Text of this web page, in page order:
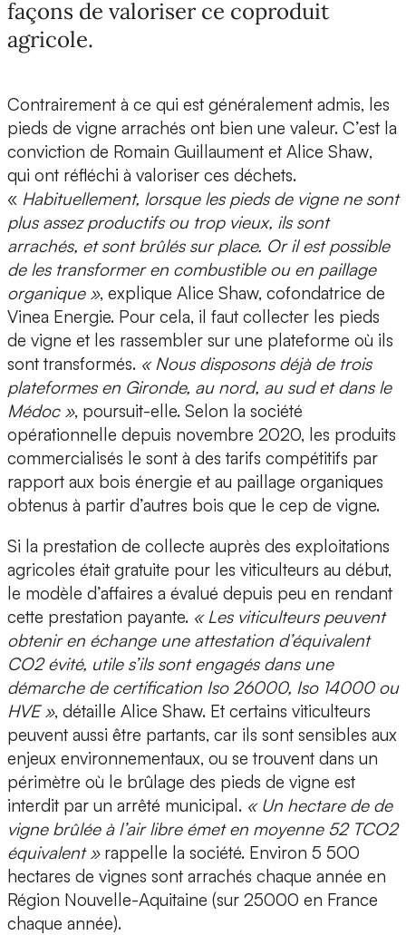
façons de valoriser ce coproduit
agricole.
Contrairement à ce qui est généralement admis, les
pieds de vigne arrachés ont bien une valeur. C’est la
conviction de Romain Guillaument et Alice Shaw,
qui ont réfléchi à valoriser ces déchets.
« Habituellement, lorsque les pieds de vigne ne sont
plus assez productifs ou trop vieux, ils sont
arrachés, et sont brûlés sur place. Or il est possible
de les transformer en combustible ou en paillage
organique », explique Alice Shaw, cofondatrice de
Vinea Energie. Pour cela, il faut collecter les pieds
de vigne et les rassembler sur une plateforme où ils
sont transformés. « Nous disposons déjà de trois
plateformes en Gironde, au nord, au sud et dans le
Médoc », poursuit-elle. Selon la société
opérationnelle depuis novembre 2020, les produits
commercialisés le sont à des tarifs compétitifs par
rapport aux bois énergie et au paillage organiques
obtenus à partir d’autres bois que le cep de vigne.
Si la prestation de collecte auprès des exploitations
agricoles était gratuite pour les viticulteurs au début,
le modèle d’affaires a évalué depuis peu en rendant
cette prestation payante. « Les viticulteurs peuvent
obtenir en échange une attestation d’équivalent
CO2 évité, utile s’ils sont engagés dans une
démarche de certification Iso 26000, Iso 14000 ou
HVE », détaille Alice Shaw. Et certains viticulteurs
peuvent aussi être partants, car ils sont sensibles aux
enjeux environnementaux, ou se trouvent dans un
périmètre où le brûlage des pieds de vigne est
interdit par un arrêté municipal. « Un hectare de de
vigne brûlée à l’air libre émet en moyenne 52 TCO2
équivalent » rappelle la société. Environ 5 500
hectares de vignes sont arrachés chaque année en
Région Nouvelle-Aquitaine (sur 25000 en France
chaque année).